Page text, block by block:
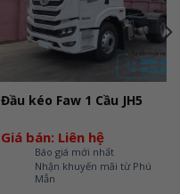
Đầu kéo Faw 1 Cầu JH5
Giá bán: Liên hệ
Báo giá mới nhất
Nhận khuyến mãi từ Phú
Mẫn